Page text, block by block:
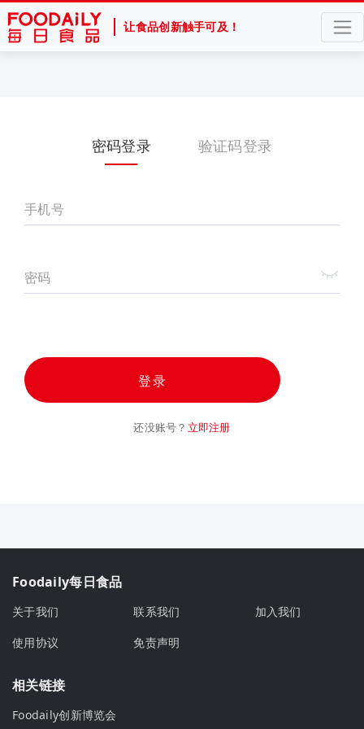
让食品创新触手可及！
密码登录 验证码登录
手机号
密码
登录
还没账号？ 立即注册
Foodaily每日食品
关于我们 联系我们
加入我们
使用协议
免责声明
相关链接
Foodaily创新博览会